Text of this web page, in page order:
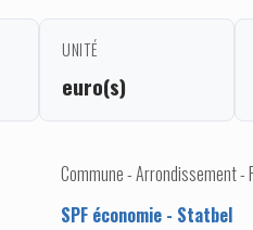
UNITÉ
euro(s)
Commune - Arrondissement -
SPF économie - Statbel